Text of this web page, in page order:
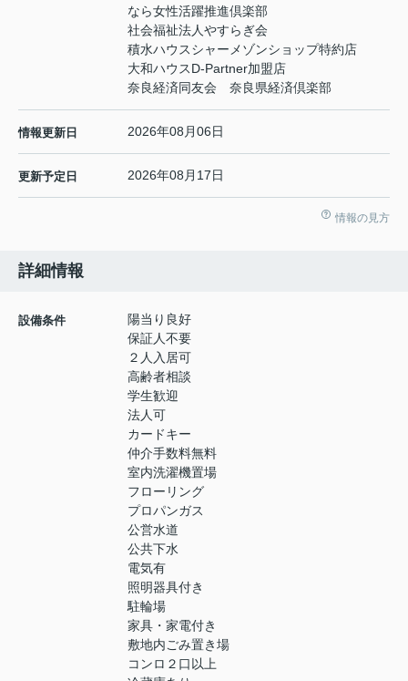
なら女性活躍推進倶楽部
社会福祉法人やすらぎ会
積水ハウスシャーメゾンショップ特約店
大和ハウスD-Partner加盟店
奈良経済同友会 奈良県経済倶楽部
情報更新日 2026年08月06日
更新予定日 2026年08月17日
情報の見方
詳細情報
設備条件
陽当り良好
保証人不要
２人入居可
高齢者相談
学生歓迎
法人可
カードキー
仲介手数料無料
室内洗濯機置場
フローリング
プロパンガス
公営水道
公共下水
電気有
照明器具付き
駐輪場
家具・家電付き
敷地内ごみ置き場
コンロ２口以上